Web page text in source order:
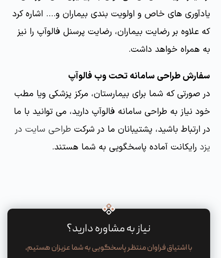
یادآوری های خاص و اولویت بندی بیماران و.... اشاره کرد
که علاوه بر رضایت بیماران، رضایت پرسنل فالوآپ را نیز
به همراه خواهد داشت.
سفارش طراحی سامانه تحت وب فالوآپ
در صورتی که شما برای بیمارستان، مرکز پزشکی ویا مطب
خود نیاز به طراحی سامانه فالوآپ دارید، می توانید با ما
در ارتباط باشید، پشتیبانان ما در شرکت طراحی سایت در
یزد رایکانت آماده پاسخگویی به شما هستند.
نیاز به مشاوره دارید؟
با اشتیاق فراوان منتظر پاسخگویی به شما عزیزان هستیم،